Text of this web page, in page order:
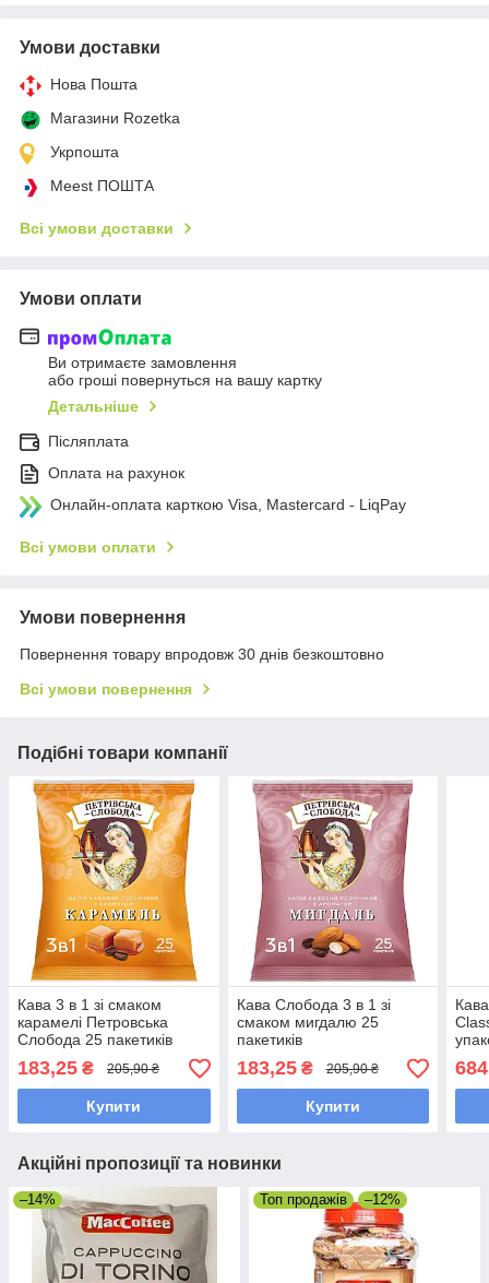
Умови доставки
Нова Пошта
Магазини Rozetka
Укрпошта
Meest ПОШТА
Всі умови доставки
Умови оплати
Ви отримаєте замовлення
або гроші повернуться на вашу картку
Детальніше
Післяплата
Оплата на рахунок
Онлайн-оплата карткою Visa, Mastercard - LiqPay
Всі умови оплати
Умови повернення
Повернення товару впродовж 30 днів безкоштовно
Всі умови повернення
Подібні товари компанії
Кава 3 в 1 зі смаком
карамелі Петровська
Слобода 25 пакетиків
183,25 ₴ 205,90 ₴
Купити
Кава Слобода 3 в 1 зі
смаком мигдалю 25
пакетиків
183,25₴ 205,90 ₴
Купити
Акційні пропозиції та новинки
–14% Топ продажів –12%